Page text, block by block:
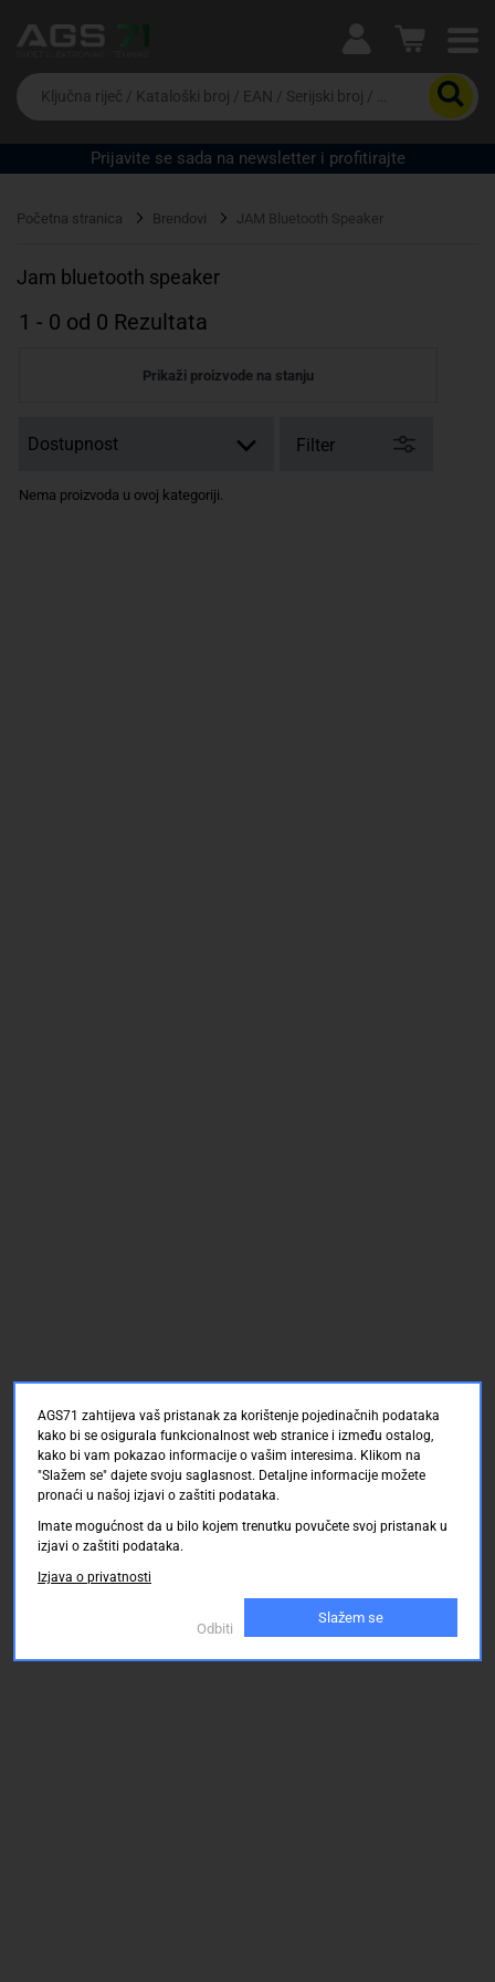
Ova postavka prilagođava asortiman proizvoda i
cijene vašim potrebama.
Da
biste
potražili
proizvod,
unesite
riječ,
EAN
serijski
Prijavite se sada na newsletter i profitirajte
Početna stranica Brendovi JAM Bluetooth Speaker
Jam bluetooth speaker
1 - 0 od 0 Rezultata
Prikaži proizvode na stanju
Filter
Nema proizvoda u ovoj kategoriji.
AGS71 zahtijeva vaš pristanak za korištenje pojedinačnih podataka
kako bi se osigurala funkcionalnost web stranice i između ostalog,
kako bi vam pokazao informacije o vašim interesima. Klikom na
"Slažem se" dajete svoju saglasnost. Detaljne informacije možete
pronaći u našoj izjavi o zaštiti podataka.
Imate mogućnost da u bilo kojem trenutku povučete svoj pristanak u
izjavi o zaštiti podataka.
Izjava o privatnosti
Odbiti
Slažem se